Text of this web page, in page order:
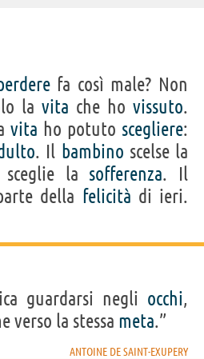
fa così male? Non
la vita che ho vissuto.
vita ho potuto scegliere:
. Il bambino scelse la
sceglie la sofferenza. Il
della felicità di ieri.
guardarsi negli occhi,
verso la stessa meta.”
ANTOINE DE SAINT-EXUPERY